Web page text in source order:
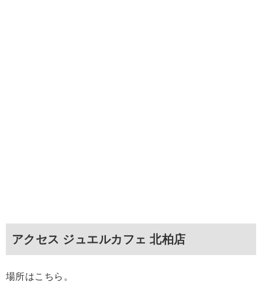
アクセス ジュエルカフェ 北柏店
場所はこちら。